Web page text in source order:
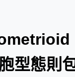
型態則